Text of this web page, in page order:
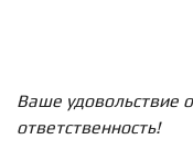
Ваше удовольствие
ответственность!